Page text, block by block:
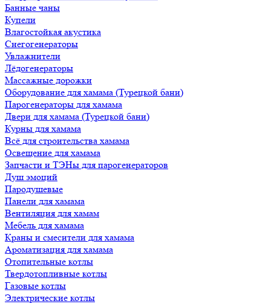
Банные чаны
Купели
Влагостойкая акустика
Снегогенераторы
Увлажнители
Лёдогенераторы
Массажные дорожки
Оборудование для хамама (Турецкой бани)
Парогенераторы для хамама
Двери для хамама (Турецкой бани)
Курны для хамама
Всё для строительства хамама
Освещение для хамама
Запчасти и ТЭНы для парогенераторов
Душ эмоций
Пародушевые
Панели для хамама
Вентиляция для хамам
Мебель для хамама
Краны и смесители для хамама
Ароматизация для хамама
Отопительные котлы
Твердотопливные котлы
Газовые котлы
Электрические котлы